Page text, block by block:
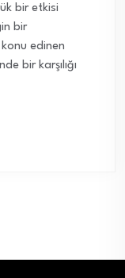
bir etkisi
bir
edinen
bir karşılığı